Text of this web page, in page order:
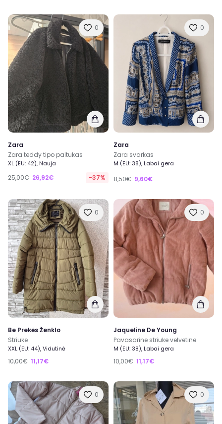
0
Zara
Zara teddy tipo paltukas
XL (EU: 42), Nauja
25,00€ 26,92€ -37%
0
Zara
Zara svarkas
M (EU: 38), Labai gera
8,50€ 9,60€
0
Be Prekės Ženklo
Striuke
XXL (EU: 44), Vidutinė
10,00€ 11,17€
0
Jaqueline De Young
Pavasarine striuke velvetine
M (EU: 38), Labai gera
10,00€ 11,17€
0 0